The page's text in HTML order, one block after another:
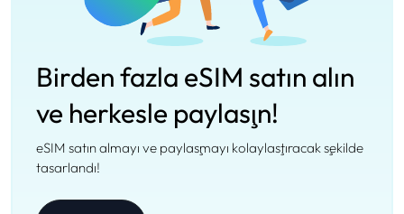
Birden fazla eSIM satın alın
ve herkesle paylaşın!
eSIM satın almayı ve paylaşmayı kolaylaştıracak şekilde
tasarlandı!